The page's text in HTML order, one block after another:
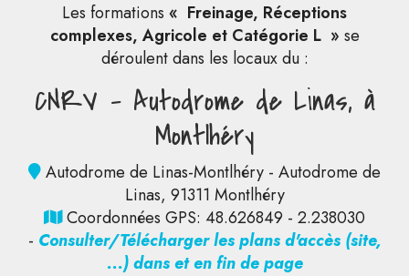
Les formations « Freinage, Réceptions
complexes, Agricole et Catégorie L » se
déroulent dans les locaux du :
CNRV - Autodrome de Linas, à
Montlhéry
Autodrome de Linas-Montlhéry - Autodrome de
Linas, 91311 Montlhéry
Coordonnées GPS: 48.626849 - 2.238030
- Consulter/Télécharger les plans d'accès (site,
...) dans et en fin de page